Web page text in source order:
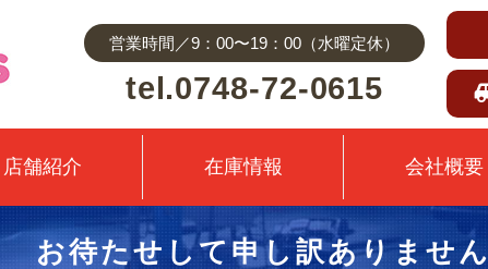
営業時間／9：00〜19：00（水曜定休）
tel.0748-72-0615
店舗紹介 在庫情報 会社概要
お待たせして申し訳ありません